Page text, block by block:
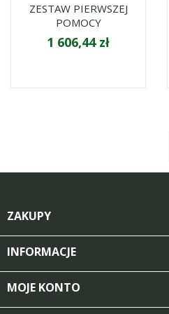
ZESTAW PIERWSZEJ
POMOCY
1 606,44 zł
ZAKUPY
INFORMACJE
MOJE KONTO